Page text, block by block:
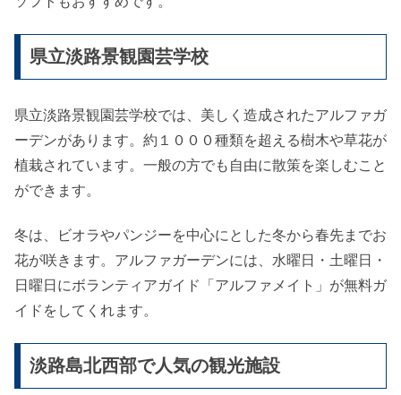
県立淡路景観園芸学校
県立淡路景観園芸学校では、美しく造成されたアルファガ
ーデンがあります。約１０００種類を超える樹木や草花が
植栽されています。一般の方でも自由に散策を楽しむこと
ができます。
冬は、ビオラやパンジーを中心にとした冬から春先までお
花が咲きます。アルファガーデンには、水曜日・土曜日・
日曜日にボランティアガイド「アルファメイト」が無料ガ
イドをしてくれます。
淡路島北西部で人気の観光施設